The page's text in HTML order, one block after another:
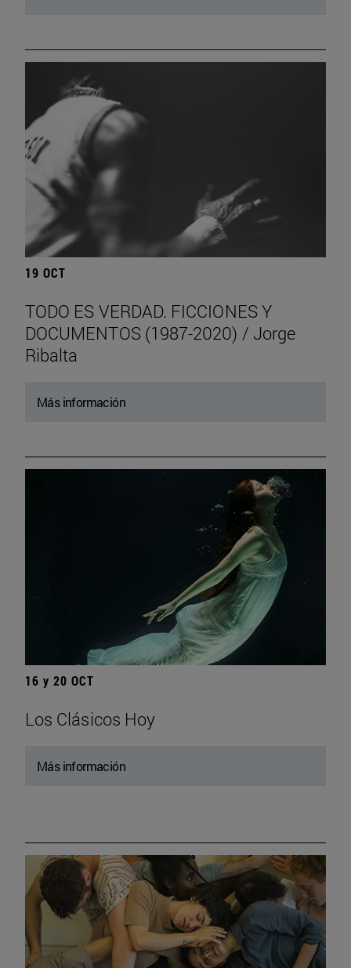
19 OCT
TODO ES VERDAD. FICCIONES Y
DOCUMENTOS (1987-2020) / Jorge
Ribalta
Más información
16 y 20 OCT
Los Clásicos Hoy
Más información